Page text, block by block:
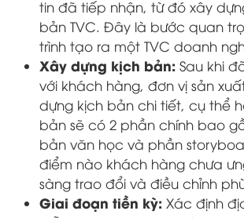
tin đã tiếp nhận, từ đó xây
bản TVC. Đây là bước quan
trình tạo ra một TVC doanh
Xây dựng kịch bản: Sau khi
với khách hàng, đơn vị sản
dựng kịch bản chi tiết, cụ thể
bản sẽ có 2 phần chính bao
bản văn học và phần
điểm nào khách hàng chưa
sàng trao đổi và điều chỉnh
Giai đoạn tiền kỳ: Xác định